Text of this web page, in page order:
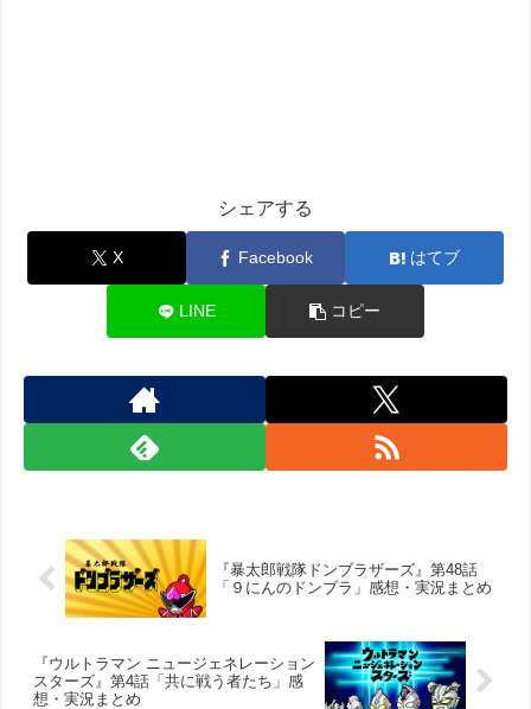
シェアする
X Facebook はてブ
LINE コピー
『暴太郎戦隊ドンブラザーズ』第48話
「９にんのドンブラ」感想・実況まとめ
『ウルトラマン ニュージェネレーション
スターズ』第4話「共に戦う者たち」感
想・実況まとめ